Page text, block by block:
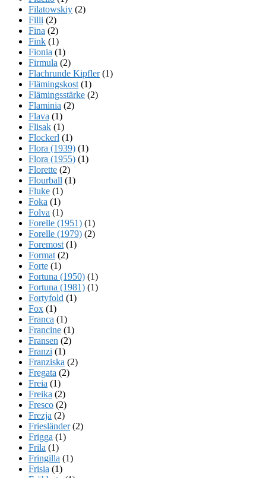
Filatowskiy (2)
Filli (2)
Fina (2)
Fink (1)
Fionia (1)
Firmula (2)
Flachrunde Kipfler(1)
Flämingskost (1)
Flämingsstärke (2)
Flaminia (2)
Flava (1)
Flisak (1)
Flockerl (1)
Flora (1939) (1)
Flora (1955) (1)
Florette (2)
Flourball (1)
Fluke (1)
Foka (1)
Folva (1)
Forelle (1951) (1)
Forelle (1979) (2)
Foremost (1)
Format (2)
Forte (1)
Fortuna (1950) (1)
Fortuna (1981) (1)
Fortyfold (1)
Fox (1)
Franca (1)
Francine (1)
Fransen (2)
Franzi (1)
Franziska (2)
Fregata (2)
Freia (1)
Freika (2)
Fresco (2)
Frezja (2)
Friesländer(2)
Frigga (1)
Frila (1)
Fringilla (1)
Frisia (1)